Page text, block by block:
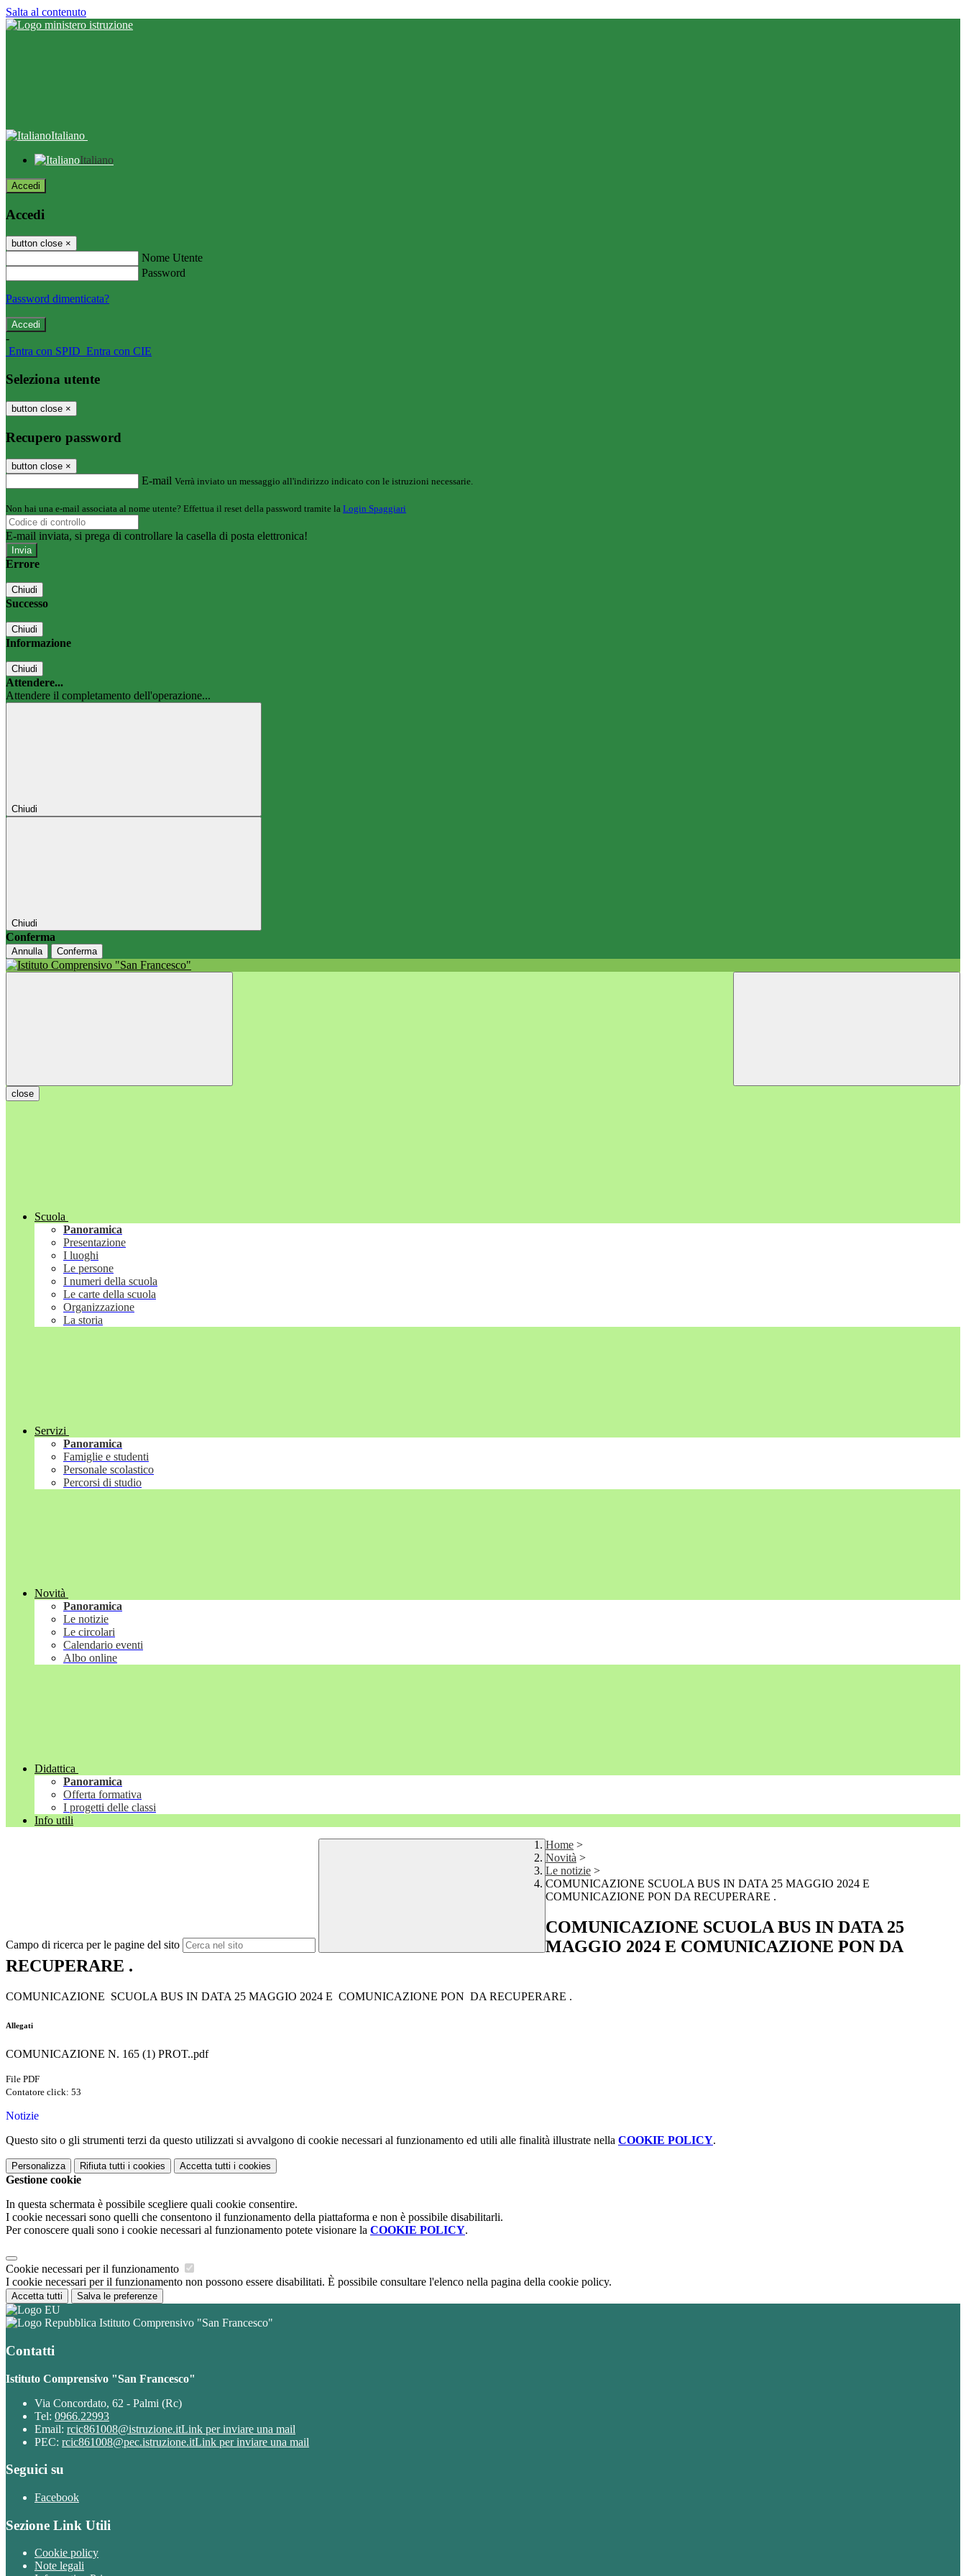
Salta al contenuto
Italiano
Italiano
Accedi
Accedi
button close ×
Nome Utente
Password
Password dimenticata?
-
Entra con SPID Entra con CIE
Seleziona utente
button close ×
Recupero password
button close ×
E-mail Verrà inviato un messaggio all'indirizzo indicato con le istruzioni necessarie.
Non hai una e-mail associata al nome utente? Effettua il reset della password tramite la Login Spaggiari
E-mail inviata, si prega di controllare la casella di posta elettronica!
Errore
Chiudi
Successo
Chiudi
Informazione
Chiudi
Attendere...
Attendere il completamento dell'operazione...
Chiudi
Chiudi
Conferma
Annulla Conferma
close
Scuola
Panoramica
Presentazione
I luoghi
Le persone
I numeri della scuola
Le carte della scuola
Organizzazione
La storia
Servizi
Panoramica
Famiglie e studenti
Personale scolastico
Percorsi di studio
Novità
Panoramica
Le notizie
Le circolari
Calendario eventi
Albo online
Didattica
Panoramica
Offerta formativa
I progetti delle classi
Info utili
Campo di ricerca per le pagine del sito
Home >
Novità >
Le notizie >
COMUNICAZIONE SCUOLA BUS IN DATA 25 MAGGIO 2024 E
COMUNICAZIONE PON DA RECUPERARE .
COMUNICAZIONE SCUOLA BUS IN DATA 25
MAGGIO 2024 E COMUNICAZIONE PON DA
RECUPERARE .
COMUNICAZIONE SCUOLA BUS IN DATA 25 MAGGIO 2024 E COMUNICAZIONE PON DA RECUPERARE .
Allegati
COMUNICAZIONE N. 165 (1) PROT..pdf
File PDF
Contatore click: 53
Notizie
Questo sito o gli strumenti terzi da questo utilizzati si avvalgono di cookie necessari al funzionamento ed utili alle finalità illustrate nella COOKIE POLICY.
Personalizza Rifiuta tutti i cookies Accetta tutti i cookies
Gestione cookie
In questa schermata è possibile scegliere quali cookie consentire.
I cookie necessari sono quelli che consentono il funzionamento della piattaforma e non è possibile disabilitarli.
Per conoscere quali sono i cookie necessari al funzionamento potete visionare la COOKIE POLICY.
Cookie necessari per il funzionamento
I cookie necessari per il funzionamento non possono essere disabilitati. È possibile consultare l'elenco nella pagina della cookie policy.
Accetta tutti Salva le preferenze
Istituto Comprensivo "San Francesco"
Contatti
Istituto Comprensivo "San Francesco"
Via Concordato, 62 - Palmi (Rc)
Tel: 0966.22993
Email: rcic861008@istruzione.itLink per inviare una mail
PEC: rcic861008@pec.istruzione.itLink per inviare una mail
Seguici su
Facebook
Sezione Link Utili
Cookie policy
Note legali